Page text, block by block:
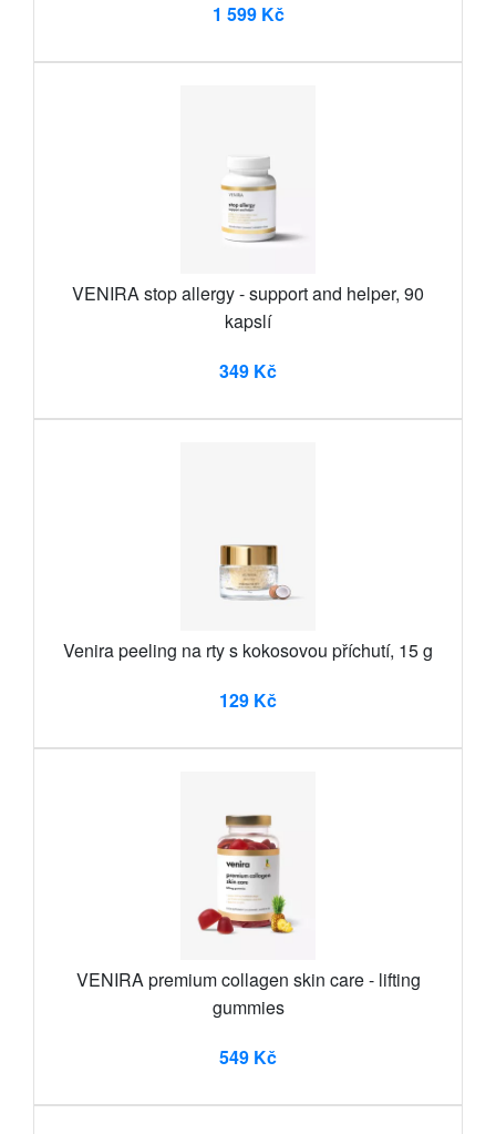
1 599 Kč
VENIRA stop allergy - support and helper, 90
kapslí
349 Kč
Venira peeling na rty s kokosovou příchutí, 15 g
129 Kč
VENIRA premium collagen skin care - lifting
gummies
549 Kč